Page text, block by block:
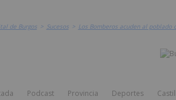
de Burgos > Sucesos > Los Bomberos acuden al
Podcast Provincia Deportes